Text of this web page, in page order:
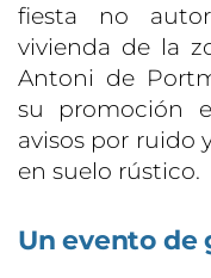
fiesta no
vivienda de la
Antoni de
su promoción
avisos por ruido
en suelo rústico.
Un evento de